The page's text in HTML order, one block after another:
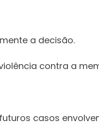
a decisão.
contra a
casos